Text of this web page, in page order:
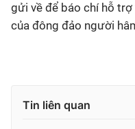
gửi về để báo chí hỗ
của đông đảo người
Tin liên quan